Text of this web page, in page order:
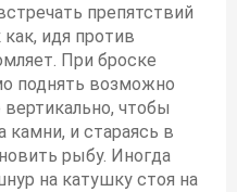
препятствий
идя против
При броске
поднять возможно
чтобы
камни, и стараясь в
рыбу. Иногда
на катушку стоя на